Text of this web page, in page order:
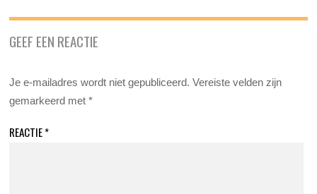
GEEF EEN REACTIE
Je e-mailadres wordt niet gepubliceerd. Vereiste velden zijn
gemarkeerd met*
REACTIE*